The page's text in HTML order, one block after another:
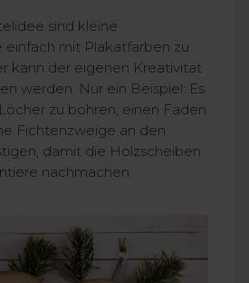
sind kleine
einfach mit Plakatfarben zu
kann der eigenen Kreativität
werden. Nur ein Beispiel: Es
zu bohren, einen Faden
Fichtenzweige an den
damit die Holzscheiben
nachmachen.